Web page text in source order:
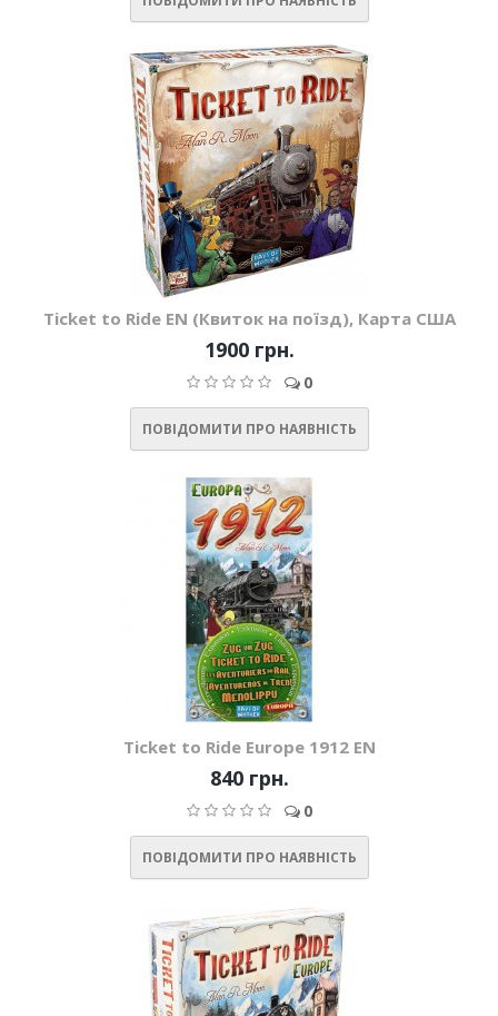
Ticket to Ride EN (Квиток на поїзд), Карта США
1900 грн.
0
ПОВІДОМИТИ ПРО НАЯВНІСТЬ
Ticket to Ride Europe 1912 EN
840 грн.
0
ПОВІДОМИТИ ПРО НАЯВНІСТЬ